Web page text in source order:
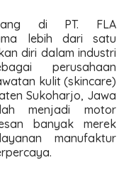
di PT. FLA
lebih dari satu
diri dalam industri
perusahaan
kulit (skincare)
Sukoharjo, Jawa
menjadi motor
banyak merek
manufaktur